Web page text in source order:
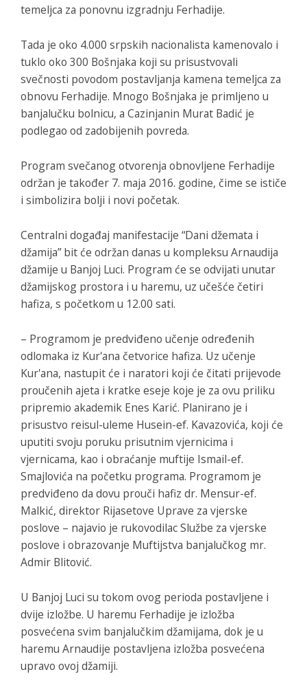
temeljca za ponovnu izgradnju Ferhadije.
Tada je oko 4.000 srpskih nacionalista kamenovalo i
tuklo oko 300 Bošnjaka koji su prisustvovali
svečnosti povodom postavljanja kamena temeljca za
obnovu Ferhadije. Mnogo Bošnjaka je primljeno u
banjalučku bolnicu, a Cazinjanin Murat Badić je
podlegao od zadobijenih povreda.
Program svečanog otvorenja obnovljene Ferhadije
održan je također 7. maja 2016. godine, čime se ističe
i simbolizira bolji i novi početak.
Centralni događaj manifestacije “Dani džemata i
džamija” bit će održan danas u kompleksu Arnaudija
džamije u Banjoj Luci. Program će se odvijati unutar
džamijskog prostora i u haremu, uz učešće četiri
hafiza, s početkom u 12.00 sati.
– Programom je predviđeno učenje određenih
odlomaka iz Kur'ana četvorice hafiza. Uz učenje
Kur'ana, nastupit će i naratori koji će čitati prijevode
proučenih ajeta i kratke eseje koje je za ovu priliku
pripremio akademik Enes Karić. Planirano je i
prisustvo reisul-uleme Husein-ef. Kavazovića, koji će
uputiti svoju poruku prisutnim vjernicima i
vjernicama, kao i obraćanje muftije Ismail-ef.
Smajlovića na početku programa. Programom je
predviđeno da dovu prouči hafiz dr. Mensur-ef.
Malkić, direktor Rijasetove Uprave za vjerske
poslove – najavio je rukovodilac Službe za vjerske
poslove i obrazovanje Muftijstva banjalučkog mr.
Admir Blitović.
U Banjoj Luci su tokom ovog perioda postavljene i
dvije izložbe. U haremu Ferhadije je izložba
posvećena svim banjalučkim džamijama, dok je u
haremu Arnaudije postavljena izložba posvećena
upravo ovoj džamiji.